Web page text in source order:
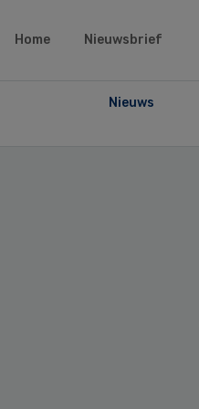
Home Nieuwsbrief
Nieuws